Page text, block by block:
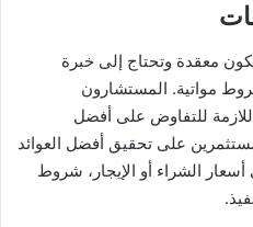
معقدة وتحتاج إلى خبرة
مواتية. المستشارون
للتفاوض على أفضل
على تحقيق أفضل العوائد
الشراء أو الإيجار، شروط